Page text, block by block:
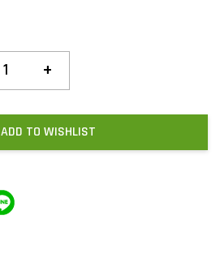
+
ADD TO WISHLIST